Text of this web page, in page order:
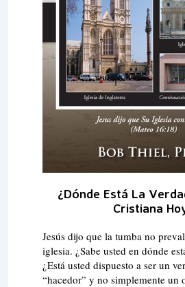
¿Dónde Está La
Cristiana
Jesús dijo que la tumba no
iglesia. ¿Sabe usted en dónde
¿Está usted dispuesto a ser un
“hacedor” y no simplemente un